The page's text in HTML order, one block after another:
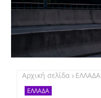
Αρχική σελίδα ΕΛΛΑΔΑ
ΕΛΛΑΔΑ